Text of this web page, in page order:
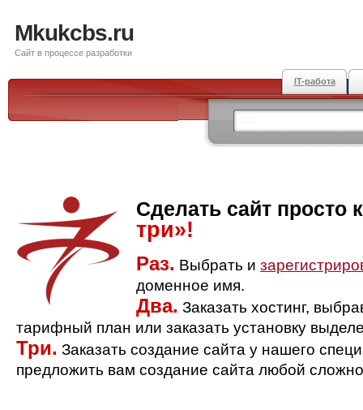
Mkukcbs.ru
Сайт в процессе разработки
IT-работа
Сделать сайт просто
три»!
Раз. Выбрать и
доменное имя.
Два. Заказать хостинг,
тарифный план или заказать установку
Три. Заказать создание сайта у нашего
предложить вам создание сайта любой